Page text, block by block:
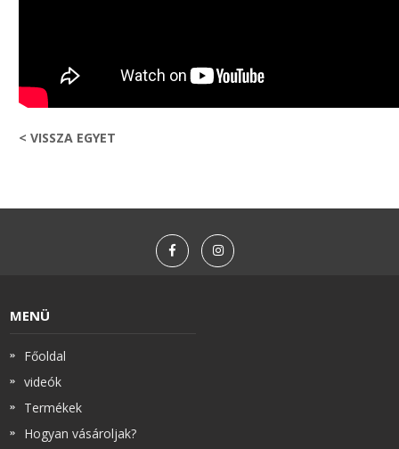
< VISSZA EGYET
MENÜ
Főoldal
videók
Termékek
Hogyan vásároljak?